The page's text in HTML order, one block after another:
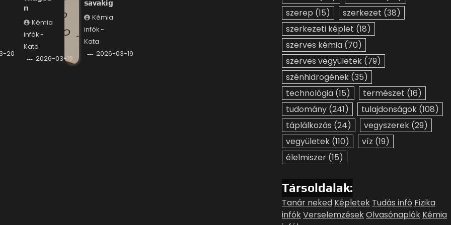
20
n
Kémia
infók -
Kata
2026-03-19
savakig
Kémia
infók -
Kata
2026-03-19
szerep (15) szerkezet (38)
szerkezeti képlet (18)
szerves kémia (70)
szerves vegyületek (79)
szénhidrogének (35)
technológia (15) természet (16)
tudomány (241) tulajdonságok (108)
táplálkozás (24) vegyszerek (29)
vegyületek (110) víz (19)
élelmiszer (15)
Társoldalak:
Tanár neked Képletek Tudás infó Fizika
infókVerselemzésekOlvasónaplók Kémia